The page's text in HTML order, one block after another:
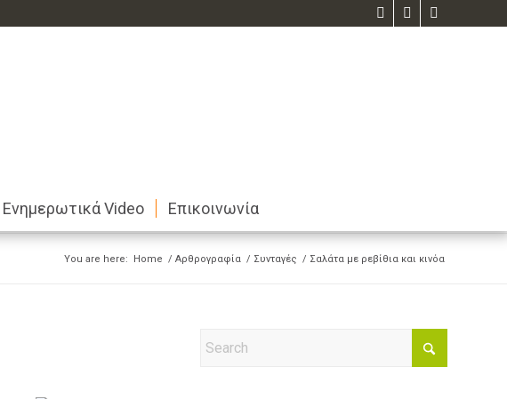
Ενημερωτικά Video Επικοινωνία
You are here: Home / Αρθρογραφία / Συνταγές / Σαλάτα με ρεβίθια και κινόα